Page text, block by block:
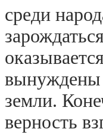
среди
вынуждены
земли.
верность